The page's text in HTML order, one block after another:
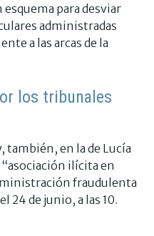
para desviar
administradas
a las arcas de la
los tribunales
también, en la de Lucía
ilícita en
fraudulenta
24 de junio, a las 10.